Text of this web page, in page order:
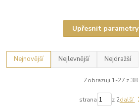
Upřesnit parametry
Nejnovější Nejlevnější Nejdražší
Zobrazuji 1-27 z 38
strana z 2další